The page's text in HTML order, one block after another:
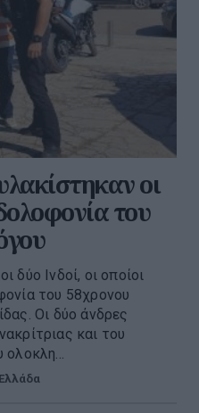
οι
του
δύο Ινδοί, οι οποίοι
του 58χρονου
Οι δύο άνδρες
και του
Ελλάδα